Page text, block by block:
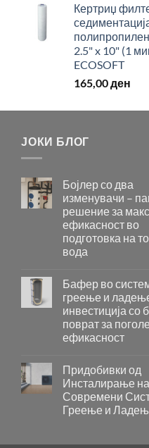
Кертриџ
2.5" x 10" (1
ECOSOFT
165,00 ден
ЈОКИ БЛОГ
Бојлер со два
изменувачи –
решение за
ефикасност во
подготовка на
вода
со
изменувачи
–
паметно
решение
ефикасност
во
подготовка
на
Бафер во
греење и
инвестиција со
поврат за
ефикасност
во
системите
за
греење
и
Придобивки од
Инсталирање на
Современи
Греење и